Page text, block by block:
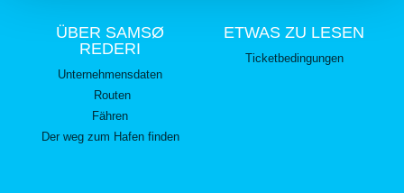
ÜBER SAMSØ
REDERI
Unternehmensdaten
Routen
Fähren
Der weg zum Hafen finden
ETWAS ZU LESEN
Ticketbedingungen